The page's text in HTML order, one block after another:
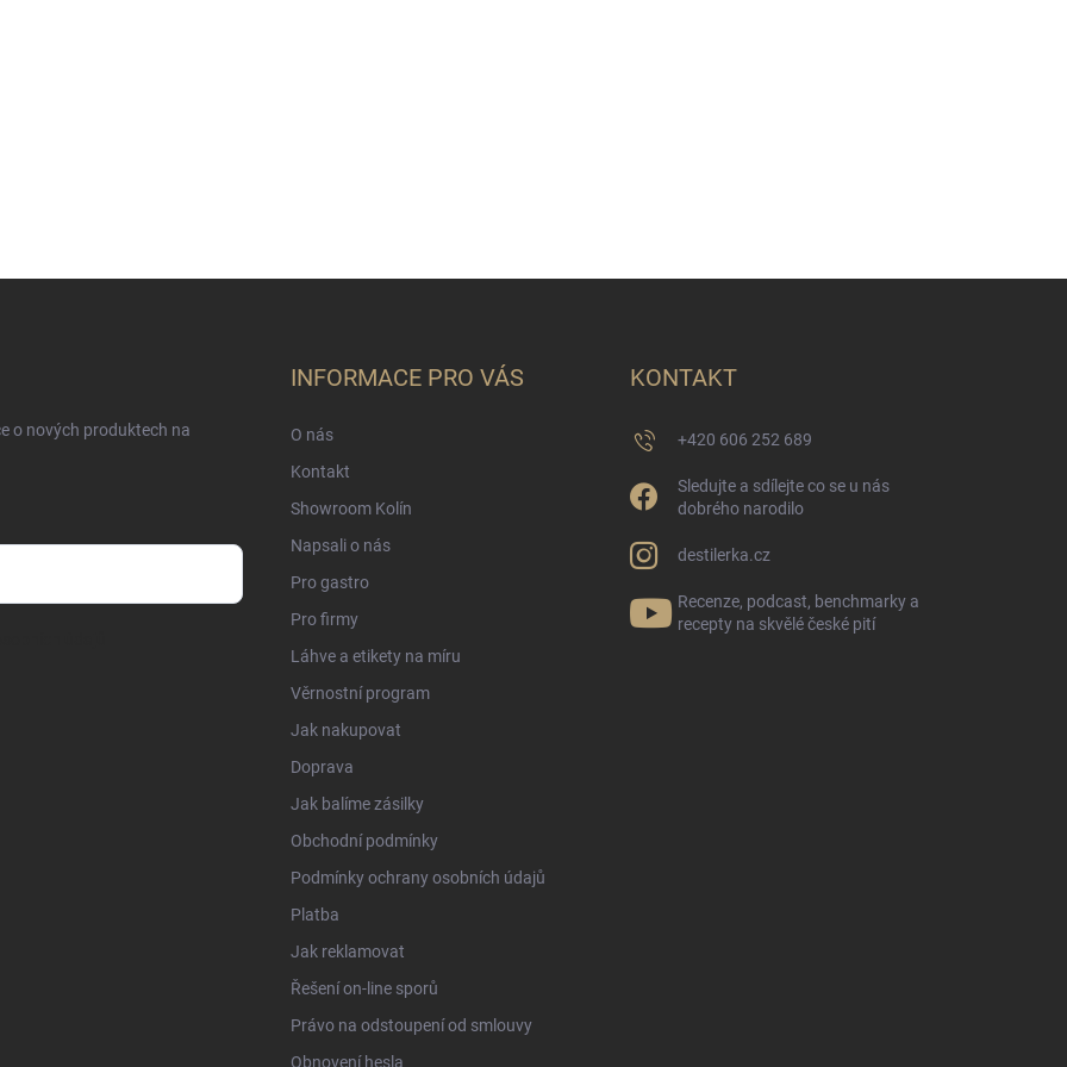
o nových produktech na
INFORMACE PRO VÁS
O nás
Kontakt
Showroom Kolín
Napsali o nás
Pro gastro
Pro firmy
Láhve a etikety na míru
Věrnostní program
Jak nakupovat
Doprava
Jak balíme zásilky
Obchodní podmínky
Podmínky ochrany osobních údajů
Platba
Jak reklamovat
Řešení on-line sporů
Právo na odstoupení od smlouvy
Obnovení hesla
KONTAKT
+420 606 252 689
Sledujte a sdílejte co se u nás
dobrého narodilo
destilerka.cz
Recenze, podcast, benchmarky a
recepty na skvělé české pití